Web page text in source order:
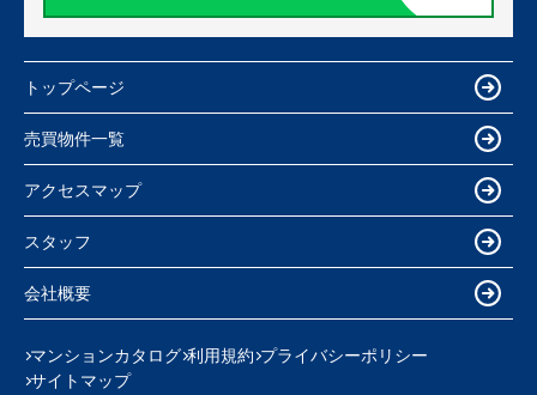
トップページ
売買物件一覧
アクセスマップ
スタッフ
会社概要
マンションカタログ 利用規約 プライバシーポリシー
サイトマップ